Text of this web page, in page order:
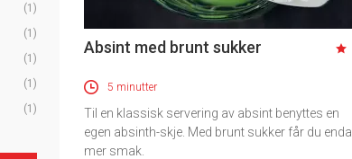
(1)
(1)
(1)
(1)
(1)
Absint med brunt sukker
5 minutter
Til en klassisk servering av absint benyttes en
egen absinth-skje. Med brunt sukker får du enda
mer smak.